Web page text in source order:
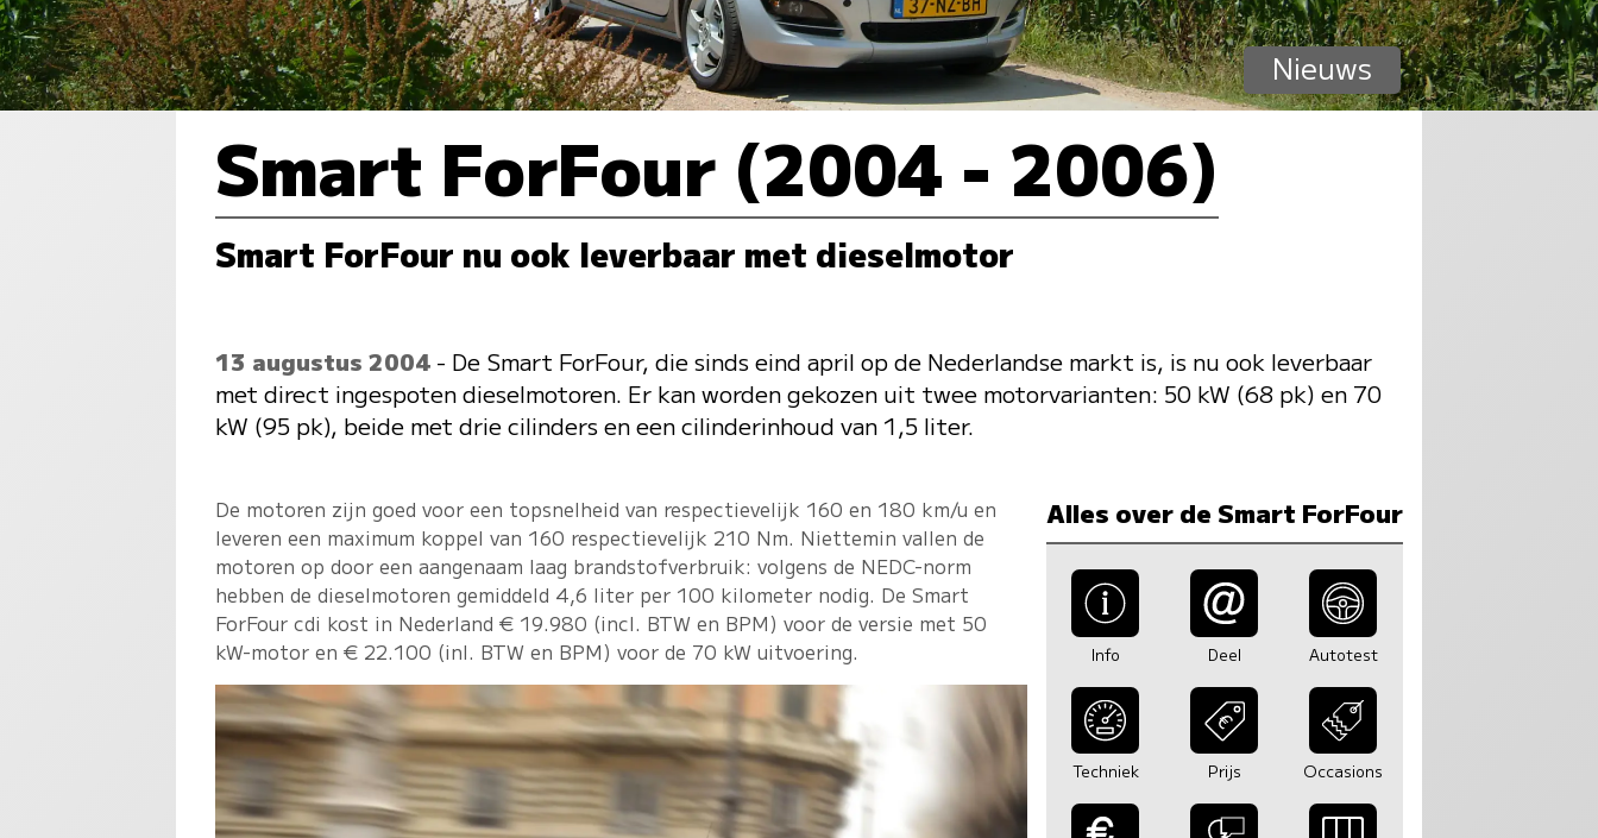
Nieuws
Smart ForFour (2004 - 2006)
Smart ForFour nu ook leverbaar met dieselmotor
13 augustus 2004 - De Smart ForFour, die sinds eind april op de Nederlandse markt is, is nu ook leverbaar
met direct ingespoten dieselmotoren. Er kan worden gekozen uit twee motorvarianten: 50 kW (68 pk) en 70
kW (95 pk), beide met drie cilinders en een cilinderinhoud van 1,5 liter.
De motoren zijn goed voor een topsnelheid van respectievelijk 160 en 180 km/u en
leveren een maximum koppel van 160 respectievelijk 210 Nm. Niettemin vallen de
motoren op door een aangenaam laag brandstofverbruik: volgens de NEDC-norm
hebben de dieselmotoren gemiddeld 4,6 liter per 100 kilometer nodig. De Smart
ForFour cdi kost in Nederland € 19.980 (incl. BTW en BPM) voor de versie met 50
kW-motor en € 22.100 (inl. BTW en BPM) voor de 70 kW uitvoering.
Alles over de Smart ForFour
Info Deel Autotest
Techniek Prijs Occasions